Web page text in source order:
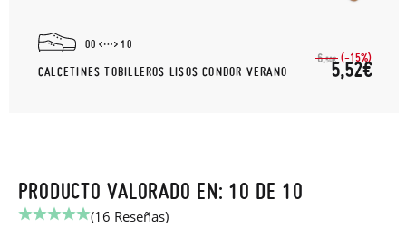
00 10
CALCETINES TOBILLEROS LISOS CONDOR VERANO
6,50€ (-15%)
5,52€
PRODUCTO VALORADO EN: 10 DE 10
(16 Reseñas)